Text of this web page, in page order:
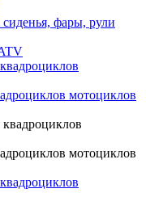
мотоциклов
мотоциклов